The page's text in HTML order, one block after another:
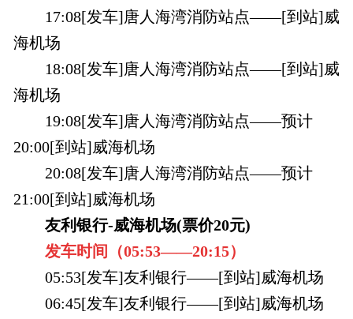
17:08[发车]唐人海湾消防站点——[到站]威
海机场
18:08[发车]唐人海湾消防站点——[到站]威
海机场
19:08[发车]唐人海湾消防站点——预计
20:00[到站]威海机场
20:08[发车]唐人海湾消防站点——预计
21:00[到站]威海机场
友利银行-威海机场(票价20元)
发车时间（05:53——20:15）
05:53[发车]友利银行——[到站]威海机场
06:45[发车]友利银行——[到站]威海机场